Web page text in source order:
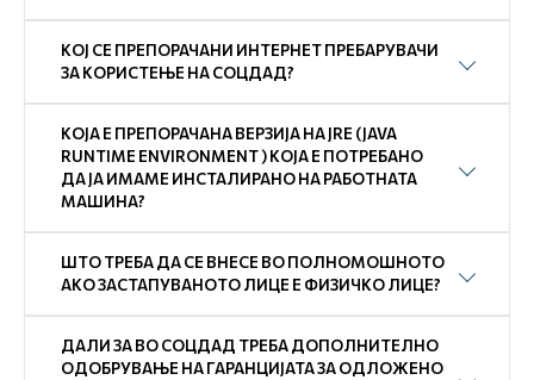
КОЈ СЕ ПРЕПОРАЧАНИ ИНТЕРНЕТ ПРЕБАРУВАЧИ
ЗА КОРИСТЕЊЕ НА СОЦДАД?
КОЈА Е ПРЕПОРАЧАНА ВЕРЗИЈА НА JRE (JAVA
RUNTIME ENVIRONMENT ) КОЈА Е ПОТРЕБАНО
ДА ЈА ИМАМЕ ИНСТАЛИРАНО НА РАБОТНАТА
МАШИНА?
ШТО ТРЕБА ДА СЕ ВНЕСЕ ВО ПОЛНОМОШНОТО
АКО ЗАСТАПУВАНОТО ЛИЦЕ Е ФИЗИЧКО ЛИЦЕ?
ДАЛИ ЗА ВО СОЦДАД ТРЕБА ДОПОЛНИТЕЛНО
ОДОБРУВАЊЕ НА ГАРАНЦИЈАТА ЗА ОДЛОЖЕНО